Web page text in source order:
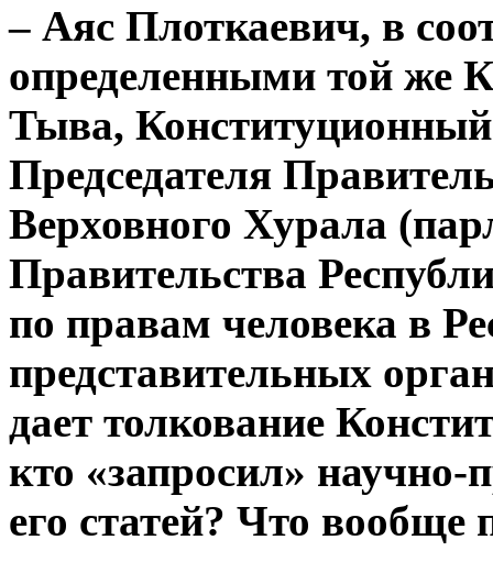
– Аяс Плоткаевич, в
определенными той же
Тыва,
Председателя
Верховного Хурала
Правительства
по правам человека в
представительных
дает толкование
кто «запросил»
его статей? Что вообще